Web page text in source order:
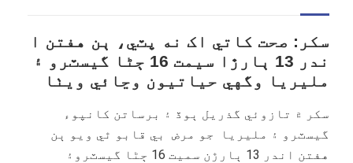
سکر: صحت کاتي اک نه پٽي، ٻن هفتن ا
ندر 13 ٻارڙا سيمت 16 ڄڻا گيسٽرو ۽
مليريا وگهي حياتيون وڃائي ويٺا
سکر ۾ تازوئي گذريل ٻوڏ ۽ برساتن کانپوء
گيسٽرو ۽ مليريا جو مرض بي قابو ٿي ويو ٻن
هفتن اندر 13 ٻارڙن سميت 16 ڄڻا گيسٽرو۽